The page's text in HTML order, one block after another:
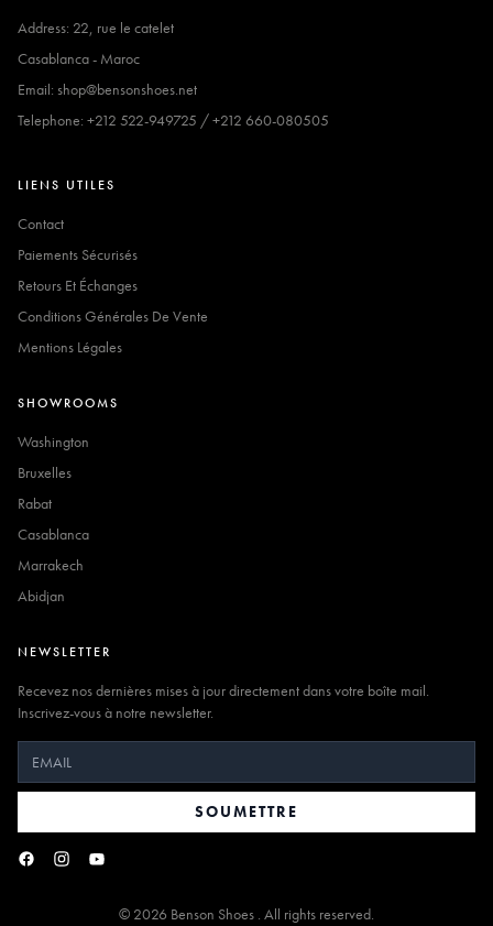
Address: 22, rue le catelet
Casablanca - Maroc
Email: shop@bensonshoes.net
Telephone: +212 522-949725 / +212 660-080505
LIENS UTILES
Contact
Paiements Sécurisés
Retours Et Échanges
Conditions Générales De Vente
Mentions Légales
SHOWROOMS
Washington
Bruxelles
Rabat
Casablanca
Marrakech
Abidjan
NEWSLETTER
Recevez nos dernières mises à jour directement dans votre boîte mail.
Inscrivez-vous à notre newsletter.
SOUMETTRE
© 2026 Benson Shoes . All rights reserved.